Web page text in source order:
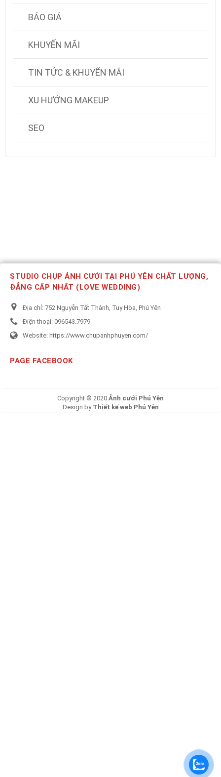
BÁO GIÁ
KHUYẾN MÃI
TIN TỨC & KHUYẾN MÃI
XU HƯỚNG MAKEUP
SEO
STUDIO CHỤP ẢNH CƯỚI TẠI PHÚ YÊN CHẤT LƯỢNG,
ĐẲNG CẤP NHẤT (LOVE WEDDING)
Địa chỉ: 752 Nguyễn Tất Thành, Tuy Hòa, Phú Yên
Điện thoại: 096543.7979
Website: https://www.chupanhphuyen.com/
PAGE FACEBOOK
Copyright © 2020 Ảnh cưới Phú Yên
Design by Thiết kế web Phú Yên